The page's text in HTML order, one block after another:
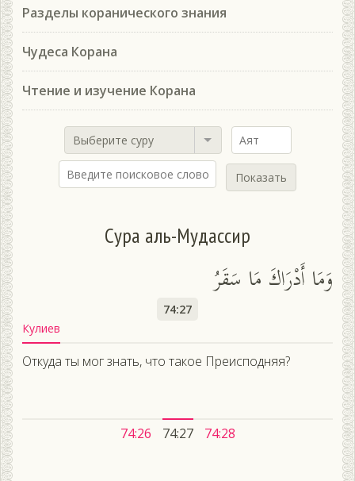
Разделы коранического знания
Чудеса Корана
Чтение и изучение Корана
Выберите суру
Показать
Сура аль-Мудассир
وَمَا أَدْرَاكَ مَا سَقَرُ
74:27
Кулиев
Откуда ты мог знать, что такое Преисподняя?
74:26 74:27 74:28